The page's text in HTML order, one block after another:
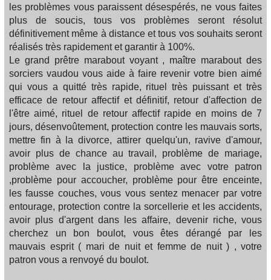
les problèmes vous paraissent désespérés, ne vous faites
plus de soucis, tous vos problèmes seront résolut
définitivement même à distance et tous vos souhaits seront
réalisés très rapidement et garantir à 100%.
Le grand prêtre marabout voyant , maître marabout des
sorciers vaudou vous aide à faire revenir votre bien aimé
qui vous a quitté très rapide, rituel très puissant et très
efficace de retour affectif et définitif, retour d'affection de
l'être aimé, rituel de retour affectif rapide en moins de 7
jours, désenvoûtement, protection contre les mauvais sorts,
mettre fin à la divorce, attirer quelqu'un, ravive d'amour,
avoir plus de chance au travail, problème de mariage,
problème avec la justice, problème avec votre patron
,problème pour accoucher, problème pour être enceinte,
les fausse couches, vous vous sentez menacer par votre
entourage, protection contre la sorcellerie et les accidents,
avoir plus d'argent dans les affaire, devenir riche, vous
cherchez un bon boulot, vous êtes dérangé par les
mauvais esprit ( mari de nuit et femme de nuit ) , votre
patron vous a renvoyé du boulot.